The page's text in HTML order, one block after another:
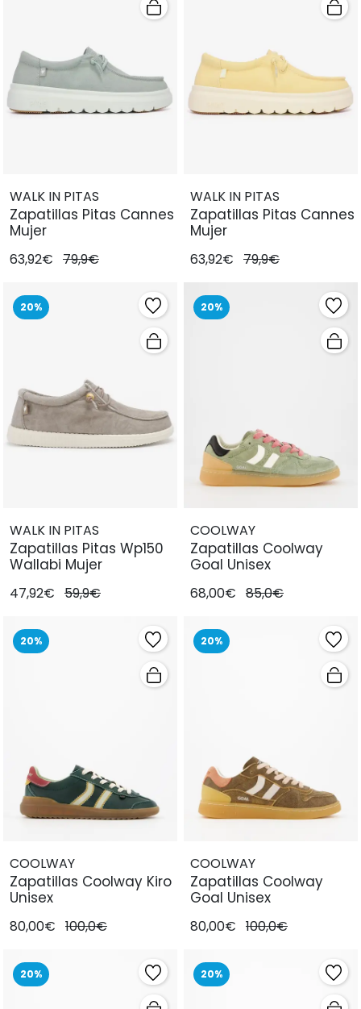
WALK IN PITAS
Zapatillas Pitas Cannes
Mujer
63,92€ 79,9€
WALK IN PITAS
Zapatillas Pitas Cannes
Mujer
63,92€ 79,9€
20%
WALK IN PITAS
Zapatillas Pitas Wp150
Wallabi Mujer
47,92€ 59,9€
20%
COOLWAY
Zapatillas Coolway
Goal Unisex
68,00€ 85,0€
20%
COOLWAY
Zapatillas Coolway Kiro
Unisex
80,00€ 100,0€
20%
COOLWAY
Zapatillas Coolway
Goal Unisex
80,00€ 100,0€
20% 20%